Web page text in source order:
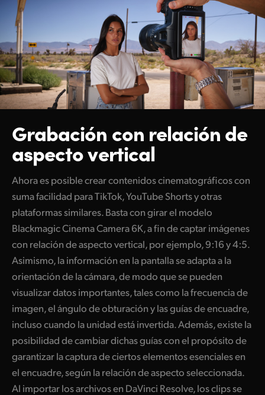
Grabación con relación de
aspecto vertical
Ahora es posible crear contenidos cinematográficos con
suma facilidad para TikTok, YouTube Shorts y otras
plataformas similares. Basta con girar el modelo
Blackmagic Cinema Camera 6K, a fin de captar imágenes
con relación de aspecto vertical, por ejemplo, 9:16 y 4:5.
Asimismo, la información en la pantalla se adapta a la
orientación de la cámara, de modo que se pueden
visualizar datos importantes, tales como la frecuencia de
imagen, el ángulo de obturación y las guías de encuadre,
incluso cuando la unidad está invertida. Además, existe la
posibilidad de cambiar dichas guías con el propósito de
garantizar la captura de ciertos elementos esenciales en
el encuadre, según la relación de aspecto seleccionada.
Al importar los archivos en DaVinci Resolve, los clips se